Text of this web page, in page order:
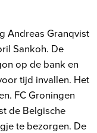
Andreas Granqvist
Sankoh. De
op de bank en
tijd invallen. Het
FC Groningen
de Belgische
te bezorgen. De